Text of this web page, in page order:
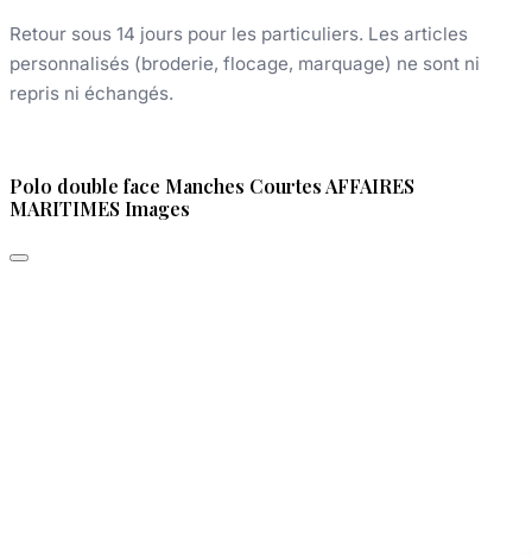
Retour sous 14 jours pour les particuliers. Les articles
personnalisés (broderie, flocage, marquage) ne sont ni
repris ni échangés.
Polo double face Manches Courtes AFFAIRES
MARITIMES Images